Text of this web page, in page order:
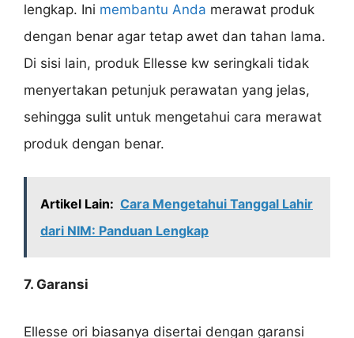
lengkap. Ini membantu Anda merawat produk
dengan benar agar tetap awet dan tahan lama.
Di sisi lain, produk Ellesse kw seringkali tidak
menyertakan petunjuk perawatan yang jelas,
sehingga sulit untuk mengetahui cara merawat
produk dengan benar.
Artikel Lain: Cara Mengetahui Tanggal Lahir
dari NIM: Panduan Lengkap
7. Garansi
Ellesse ori biasanya disertai dengan garansi